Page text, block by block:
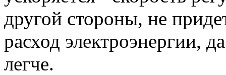
другой стороны, не
расход электроэнергии,
легче.